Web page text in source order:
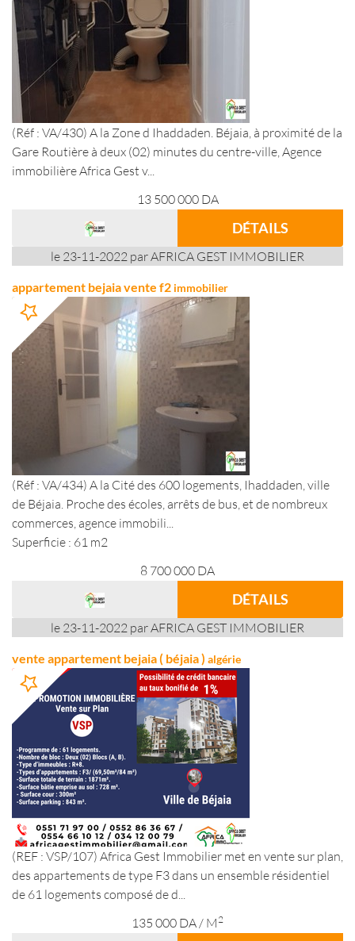
(Réf : VA/430) A la Zone d Ihaddaden. Béjaia, à proximité de la
Gare Routière à deux (02) minutes du centre-ville, Agence
immobilière Africa Gest v...
13 500 000 DA
DÉTAILS
le 23-11-2022 par AFRICA GEST IMMOBILIER
appartement bejaia vente f2 immobilier
(Réf : VA/434) A la Cité des 600 logements, Ihaddaden, ville
de Béjaia. Proche des écoles, arrêts de bus, et de nombreux
commerces, agence immobili...
Superficie : 61 m2
8 700 000 DA
DÉTAILS
le 23-11-2022 par AFRICA GEST IMMOBILIER
vente appartement bejaia ( béjaia ) algérie
(REF : VSP/107) Africa Gest Immobilier met en vente sur plan,
des appartements de type F3 dans un ensemble résidentiel
de 61 logements composé de d...
135 000 DA/ M 2